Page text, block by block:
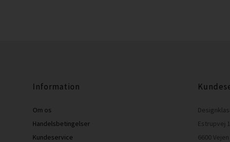
Information
Om os
Handelsbetingelser
Kundeservice
Estrupvej
6600 Vejen